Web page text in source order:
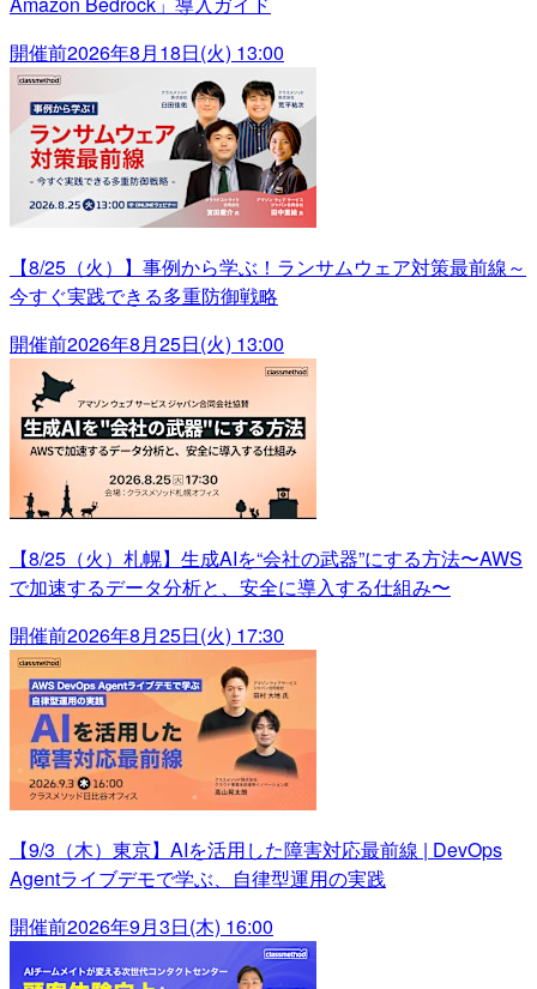
開催前2026年8月18日(火) 13:00
【8/25（火）】事例から学ぶ！ランサムウェア対策最前線～
今すぐ実践できる多重防御戦略
開催前2026年8月25日(火) 13:00
【8/25（火）札幌】生成AIを“会社の武器”にする方法〜AWS
で加速するデータ分析と、安全に導入する仕組み〜
開催前2026年8月25日(火) 17:30
【9/3（木）東京】AIを活用した障害対応最前線 | DevOps
Agentライブデモで学ぶ、自律型運用の実践
開催前2026年9月3日(木) 16:00